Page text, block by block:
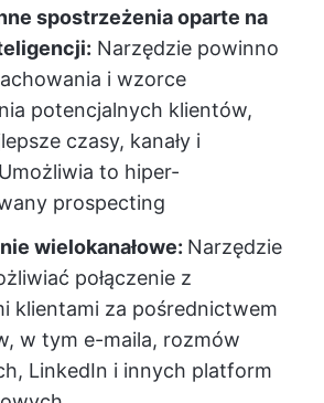
spostrzeżenia oparte na
Narzędzie powinno
i wzorce
potencjalnych klientów,
czasy, kanały i
to hiper-
prospecting
wielokanałowe: Narzędzie
połączenie z
klientami za pośrednictwem
w tym e-maila, rozmów
LinkedIn i innych platform